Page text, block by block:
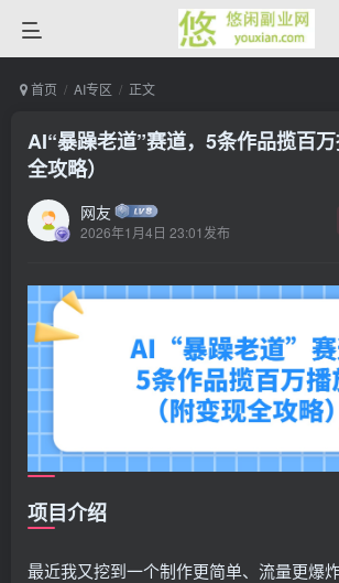
首页 AI专区 正文
AI“暴躁老道”赛道，5条作品揽百
全攻略）
网友
2026年1月4日 23:01发布
项目介绍
最近我又挖到一个制作更简单、流量更爆